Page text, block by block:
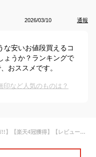
2026/03/10 通報
な安いお値段買えるコ
ょうか？ランキングで
おススメです。
など人気のものは？
【SS限定クーポン配布!!】【楽天4冠獲得】【レビュー2900件突破】 授乳ライト 充電式 ナイトライト 常夜灯 卓上 間接照明 ベッドライト ベッドサイドランプ 防災 ライト 子供部屋 寝室 読書灯 ポータブル コードレス 持ち運び 枕元 かわいい 送料無料 Latuna